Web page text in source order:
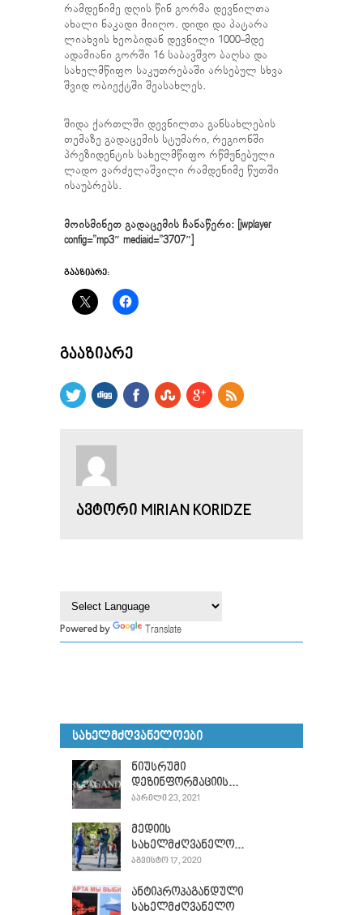
რამდენიმე დღის წინ გორმა დევნილთა
ახალი ნაკადი მიიღო. დიდი და პატარა
ლიახვის ხეობიდან დევნილი 1000-მდე
ადამიანი გორში 16 საბავშვო ბაღსა და
სახელმწიფო საკუთრებაში არსებულ სხვა
შვიდ ობიექტში შეასახლეს.
შიდა ქართლში დევნილთა განსახლების
თემაზე გადაცემის სტუმარი, რეგიონში
პრეზიდენტის სახელმწიფო რწმუნებული
ლადო ვარძელაშვილი რამდენიმე წუთში
ისაუბრებს.
მოისმინეთ გადაცემის ჩანაწერი: [jwplayer
config=”mp3″ mediaid=”3707″]
ᲒᲐᲐᲖᲘᲐᲠᲔ:
ᲒᲐᲐᲖᲘᲐᲠᲔ
ᲐᲕᲢᲝᲠᲘ MIRIAN KORIDZE
Powered by Translate
ᲡᲐᲮᲔᲚᲛᲫᲦᲕᲐᲜᲔᲚᲝᲔᲑᲘ
ნიუსრუმი
დეზინფორმაციის...
ᲐᲞᲠᲘᲚᲘ 23, 2021
მედიის
სახელმძღვანელო...
ᲐᲒᲕᲘᲡᲢᲝ 17, 2020
ანტიპროპაგანდული
სახელმძღვანელო